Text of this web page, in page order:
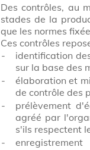
Des contrôles, au
stades de la
que les normes
Ces contrôles
-
identification
sur la base des
-
élaboration et
de contrôle des
-
prélèvement
agréé par
s'ils respectent
-